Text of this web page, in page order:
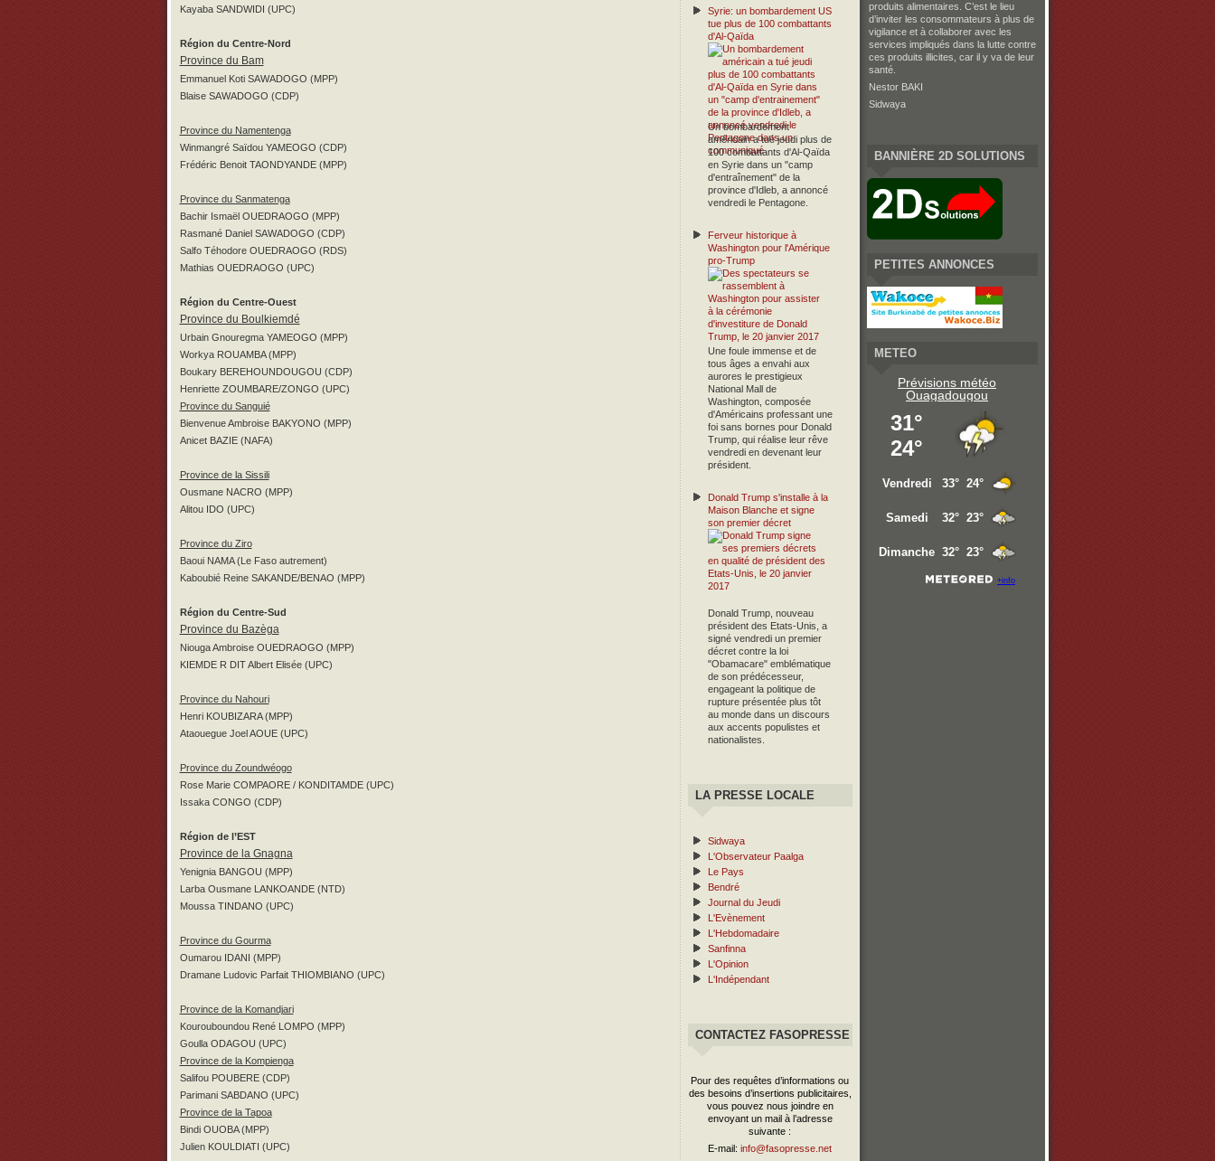
Kayaba SANDWIDI (UPC)
Région du Centre-Nord
Province du Bam
Emmanuel Koti SAWADOGO (MPP)
Blaise SAWADOGO (CDP)
Province du Namentenga
Winmangré Saïdou YAMEOGO (CDP)
Frédéric Benoit TAONDYANDE (MPP)
Province du Sanmatenga
Bachir Ismaël OUEDRAOGO (MPP)
Rasmané Daniel SAWADOGO (CDP)
Salfo Téhodore OUEDRAOGO (RDS)
Mathias OUEDRAOGO (UPC)
Région du Centre-Ouest
Province du Boulkiemdé
Urbain Gnouregma YAMEOGO (MPP)
Workya ROUAMBA (MPP)
Boukary BEREHOUNDOUGOU (CDP)
Henriette ZOUMBARE/ZONGO (UPC)
Province du Sanguié
Bienvenue Ambroise BAKYONO (MPP)
Anicet BAZIE (NAFA)
Province de la Sissili
Ousmane NACRO (MPP)
Alitou IDO (UPC)
Province du Ziro
Baoui NAMA (Le Faso autrement)
Kaboubié Reine SAKANDE/BENAO (MPP)
Région du Centre-Sud
Province du Bazèga
Niouga Ambroise OUEDRAOGO (MPP)
KIEMDE R DIT Albert Elisée (UPC)
Province du Nahouri
Henri KOUBIZARA (MPP)
Ataouegue Joel AOUE (UPC)
Province du Zoundwéogo
Rose Marie COMPAORE / KONDITAMDE (UPC)
Issaka CONGO (CDP)
Région de l’EST
Province de la Gnagna
Yenignia BANGOU (MPP)
Larba Ousmane LANKOANDE (NTD)
Moussa TINDANO (UPC)
Province du Gourma
Oumarou IDANI (MPP)
Dramane Ludovic Parfait THIOMBIANO (UPC)
Province de la Komandjari
Kourouboundou René LOMPO (MPP)
Goulla ODAGOU (UPC)
Province de la Kompienga
Salifou POUBERE (CDP)
Parimani SABDANO (UPC)
Province de la Tapoa
Bindi OUOBA (MPP)
Julien KOULDIATI (UPC)
Syrie: un bombardement US
tue plus de 100 combattants
d'Al-Qaïda
Un bombardement
américain a tué jeudi plus de
100 combattants d'Al-Qaïda
en Syrie dans un "camp
d'entraînement" de la
province d'Idleb, a annoncé
vendredi le Pentagone.
Ferveur historique à
Washington pour l'Amérique
pro-Trump
Une foule immense et de
tous âges a envahi aux
aurores le prestigieux
National Mall de
Washington, composée
d'Américains professant une
foi sans bornes pour Donald
Trump, qui réalise leur rêve
vendredi en devenant leur
président.
Donald Trump s'installe à la
Maison Blanche et signe
son premier décret
Donald Trump, nouveau
président des Etats-Unis, a
signé vendredi un premier
décret contre la loi
"Obamacare" emblématique
de son prédécesseur,
engageant la politique de
rupture présentée plus tôt
au monde dans un discours
aux accents populistes et
nationalistes.
LA PRESSE LOCALE
Sidwaya
L'Observateur Paalga
Le Pays
Bendré
Journal du Jeudi
L'Evènement
L'Hebdomadaire
Sanfinna
L'Opinion
L'Indépendant
CONTACTEZ FASOPRESSE
Pour des requêtes d’informations ou
des besoins d’insertions publicitaires,
vous pouvez nous joindre en
envoyant un mail à l’adresse
suivante :
E-mail: info@fasopresse.net
produits alimentaires. C’est le lieu
d’inviter les consommateurs à plus de
vigilance et à collaborer avec les
services impliqués dans la lutte contre
ces produits illicites, car il y va de leur
santé.
Nestor BAKI
Sidwaya
BANNIÈRE 2D SOLUTIONS
PETITES ANNONCES
METEO
Prévisions météo
Ouagadougou